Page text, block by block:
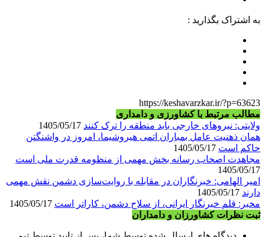
به اشتراک بگذارید :
https://keshavarzkar.ir/?p=63623
مطالب مرتبط با کشاورزی و دامداری
ولایتی: نیروهای خارجی باید منطقه را ترک کنند
همان ذهنیت عامل بمباران اتمی هیروشیما، امروز در واشنگتن
حاکم است
مجاهدت اصحاب رسانه بخش مهمی از منظومه قدرت ملی است
1405/05/17
امیر الهامی: خبرنگاران در مقابله با روایت‌سازی دشمن نقش مهمی
دارند
مخبر: قلمِ خبرنگارِ ایرانی، از سلاح دشمن، کاراتر است
ثبت نظرات کشاورزان و دامداران